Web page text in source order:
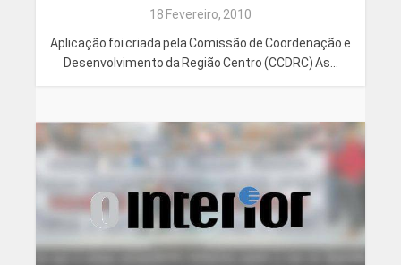
18 Fevereiro, 2010
Aplicação foi criada pela Comissão de Coordenação e
Desenvolvimento da Região Centro (CCDRC) As...